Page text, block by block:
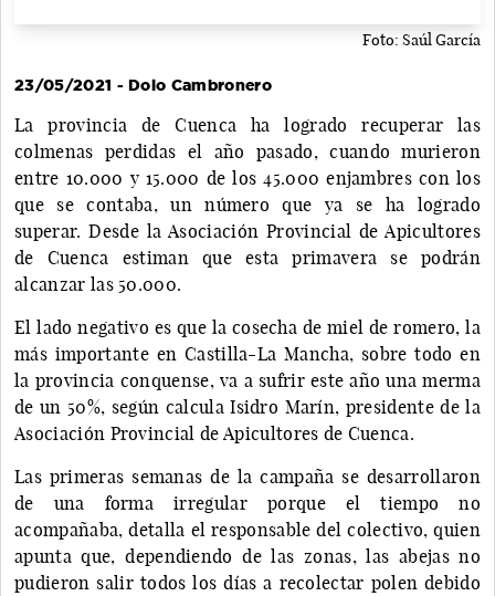
Foto: Saúl García
23/05/2021 - Dolo Cambronero
La provincia de Cuenca ha logrado recuperar las
colmenas perdidas el año pasado, cuando murieron
entre 10.000 y 15.000 de los 45.000 enjambres con los
que se contaba, un número que ya se ha logrado
superar. Desde la Asociación Provincial de Apicultores
de Cuenca estiman que esta primavera se podrán
alcanzar las 50.000.
El lado negativo es que la cosecha de miel de romero, la
más importante en Castilla-La Mancha, sobre todo en
la provincia conquense, va a sufrir este año una merma
de un 50%, según calcula Isidro Marín, presidente de la
Asociación Provincial de Apicultores de Cuenca.
Las primeras semanas de la campaña se desarrollaron
de una forma irregular porque el tiempo no
acompañaba, detalla el responsable del colectivo, quien
apunta que, dependiendo de las zonas, las abejas no
pudieron salir todos los días a recolectar polen debido